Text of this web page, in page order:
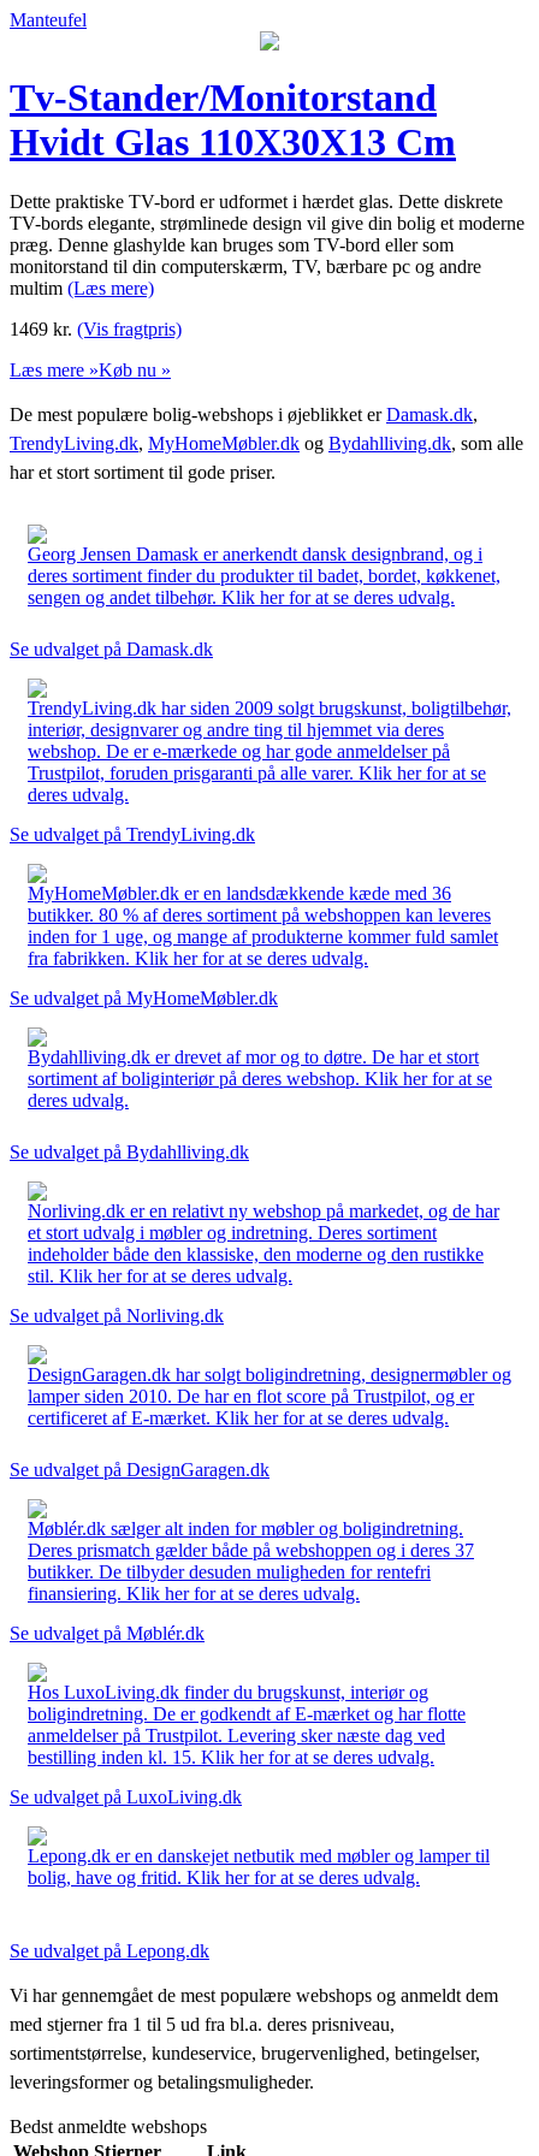
Manteufel
Tv-Stander/Monitorstand
Hvidt Glas 110X30X13 Cm
Dette praktiske TV-bord er udformet i hærdet glas. Dette diskrete
TV-bords elegante, strømlinede design vil give din bolig et moderne
præg. Denne glashylde kan bruges som TV-bord eller som
monitorstand til din computerskærm, TV, bærbare pc og andre
multim (Læs mere)
1469 kr. (Vis fragtpris)
Læs mere »Køb nu »
De mest populære bolig-webshops i øjeblikket erDamask.dk,
TrendyLiving.dk, MyHomeMøbler.dk og Bydahlliving.dk, som alle
har et stort sortiment til gode priser.
Georg Jensen Damask er anerkendt dansk designbrand, og i
deres sortiment finder du produkter til badet, bordet, køkkenet,
sengen og andet tilbehør. Klik her for at se deres udvalg.
Se udvalget på Damask.dk
TrendyLiving.dk har siden 2009 solgt brugskunst, boligtilbehør,
interiør, designvarer og andre ting til hjemmet via deres
webshop. De er e-mærkede og har gode anmeldelser på
Trustpilot, foruden prisgaranti på alle varer. Klik her for at se
deres udvalg.
Se udvalget på TrendyLiving.dk
MyHomeMøbler.dk er en landsdækkende kæde med 36
butikker. 80 % af deres sortiment på webshoppen kan leveres
inden for 1 uge, og mange af produkterne kommer fuld samlet
fra fabrikken. Klik her for at se deres udvalg.
Se udvalget på MyHomeMøbler.dk
Bydahlliving.dk er drevet af mor og to døtre. De har et stort
sortiment af boliginteriør på deres webshop. Klik her for at se
deres udvalg.
Se udvalget på Bydahlliving.dk
Norliving.dk er en relativt ny webshop på markedet, og de har
et stort udvalg i møbler og indretning. Deres sortiment
indeholder både den klassiske, den moderne og den rustikke
stil. Klik her for at se deres udvalg.
Se udvalget på Norliving.dk
DesignGaragen.dk har solgt boligindretning, designermøbler og
lamper siden 2010. De har en flot score på Trustpilot, og er
certificeret af E-mærket. Klik her for at se deres udvalg.
Se udvalget på DesignGaragen.dk
Møblér.dk sælger alt inden for møbler og boligindretning.
Deres prismatch gælder både på webshoppen og i deres 37
butikker. De tilbyder desuden muligheden for rentefri
finansiering. Klik her for at se deres udvalg.
Se udvalget på Møblér.dk
Hos LuxoLiving.dk finder du brugskunst, interiør og
boligindretning. De er godkendt af E-mærket og har flotte
anmeldelser på Trustpilot. Levering sker næste dag ved
bestilling inden kl. 15. Klik her for at se deres udvalg.
Se udvalget på LuxoLiving.dk
Lepong.dk er en danskejet netbutik med møbler og lamper til
bolig, have og fritid. Klik her for at se deres udvalg.
Se udvalget på Lepong.dk
Vi har gennemgået de mest populære webshops og anmeldt dem
med stjerner fra 1 til 5 ud fra bl.a. deres prisniveau,
sortimentstørrelse, kundeservice, brugervenlighed, betingelser,
leveringsformer og betalingsmuligheder.
Bedst anmeldte webshops
Webshop Stjerner Link